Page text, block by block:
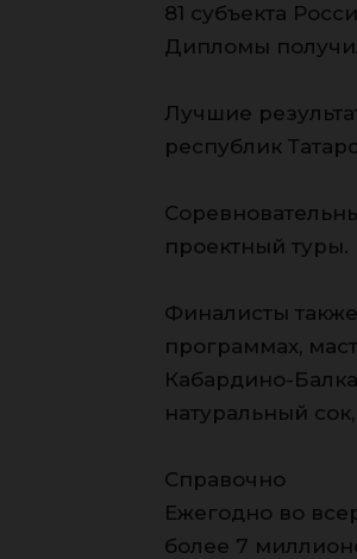
81 субъекта
Дипломы
Лучшие
республик
проектный туры.
Финалисты
программах,
Кабардино-
натуральный
Справочно
Ежегодно во
более 7